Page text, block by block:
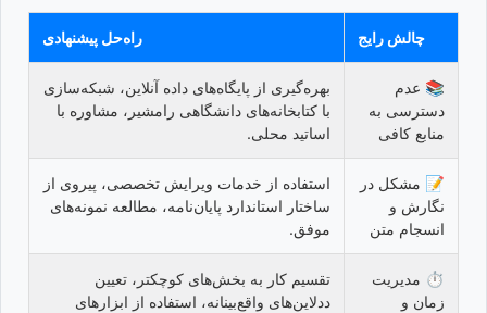
چالش رایج راه‌حل پیشنهادی
📚 عدم
دسترسی به
منابع کافی
بهره‌گیری از پایگاه‌های داده آنلاین، شبکه‌سازی
با کتابخانه‌های دانشگاهی رامشیر، مشاوره با
اساتید محلی.
📝 مشکل در
نگارش و
انسجام متن
استفاده از خدمات ویرایش تخصصی، پیروی از
ساختار استاندارد پایان‌نامه، مطالعه نمونه‌های
موفق.
⏱️ مدیریت
زمان و
تقسیم کار به بخش‌های کوچکتر، تعیین
ددلاین‌های واقع‌بینانه، استفاده از ابزارهای